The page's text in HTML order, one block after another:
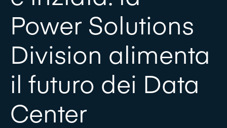
Power Solutions
Division alimenta
il futuro dei Data
Center